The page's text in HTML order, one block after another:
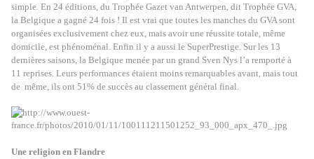
simple. En 24 éditions, du Trophée Gazet van Antwerpen, dit Trophée GVA,
la Belgique a gagné 24 fois ! Il est vrai que toutes les manches du GVA sont
organisées exclusivement chez eux, mais avoir une réussite totale, même
domicile, est phénoménal. Enfin il y a aussi le SuperPrestige. Sur les 13
dernières saisons, la Belgique menée par un grand Sven Nys l’a remporté à
11 reprises. Leurs performances étaient moins remarquables avant, mais tout
de même, ils ont 51% de succès au classement général final.
Une religion en Flandre